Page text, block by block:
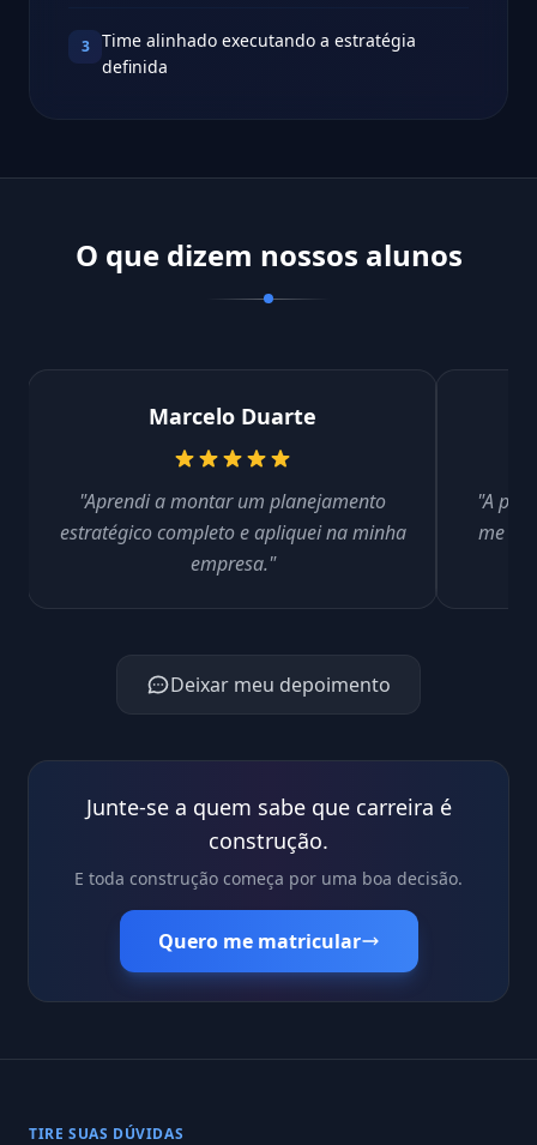
3
Time alinhado executando a estratégia
definida
O que dizem nossos alunos
Marcelo Duarte
"Aprendi a montar um planejamento
estratégico completo e apliquei na minha
empresa."
"A
me
Deixar meu depoimento
Junte-se a quem sabe que carreira é
construção.
E toda construção começa por uma boa decisão.
Quero me matricular
TIRE SUAS DÚVIDAS